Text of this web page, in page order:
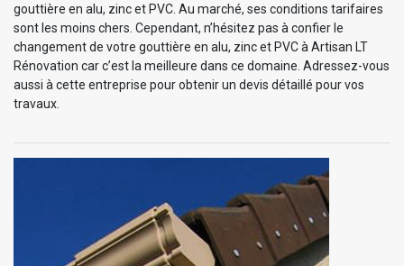
gouttière en alu, zinc et PVC. Au marché, ses conditions tarifaires
sont les moins chers. Cependant, n’hésitez pas à confier le
changement de votre gouttière en alu, zinc et PVC à Artisan LT
Rénovation car c’est la meilleure dans ce domaine. Adressez-vous
aussi à cette entreprise pour obtenir un devis détaillé pour vos
travaux.